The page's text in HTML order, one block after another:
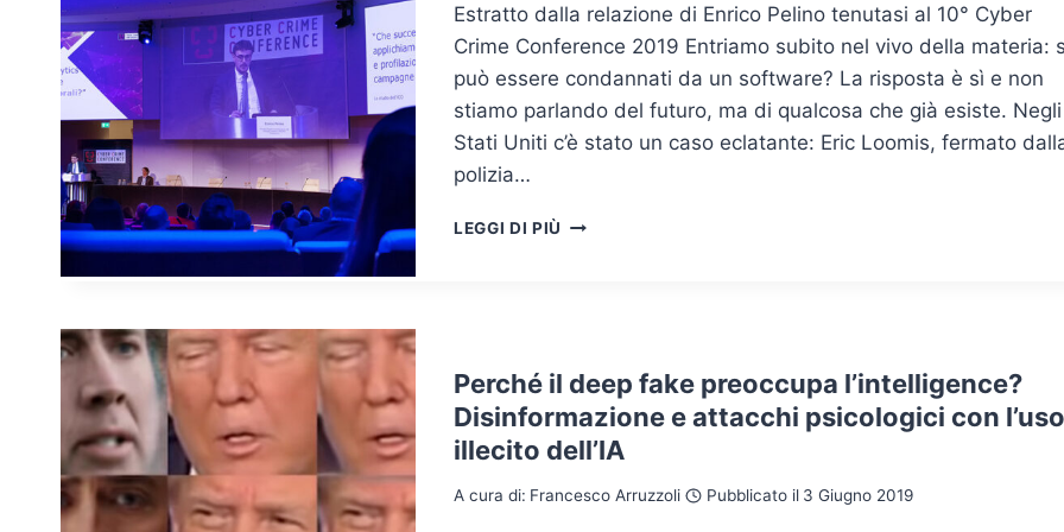
Estratto dalla relazione di Enrico Pelino tenutasi al 10° Cyber
Crime Conference 2019 Entriamo subito nel vivo della materia:
può essere condannati da un software? La risposta è sì e non
stiamo parlando del futuro, ma di qualcosa che già esiste. Negli
Stati Uniti c’è stato un caso eclatante: Eric Loomis, fermato
polizia…
LEGGI DI PIÙ DECISIONI
GIURIDICO
Perché il deep fake preoccupa l’intelligence?
Disinformazione e attacchi psicologici con l’uso
illecito dell’IA
A cura di: Francesco Arruzzoli Pubblicato il 3 Giugno 2019